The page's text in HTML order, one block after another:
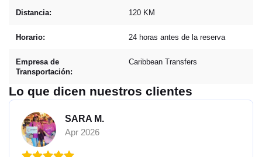
Distancia: 120 KM
Horario: 24 horas antes de la reserva
Empresa de
Transportación:
Caribbean Transfers
Lo que dicen nuestros clientes
SARA M.
Apr 2026